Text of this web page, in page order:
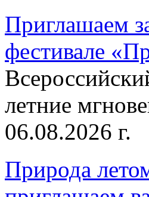
Приглашаем
фестивале
летние
06.08.2026 г.
Природа